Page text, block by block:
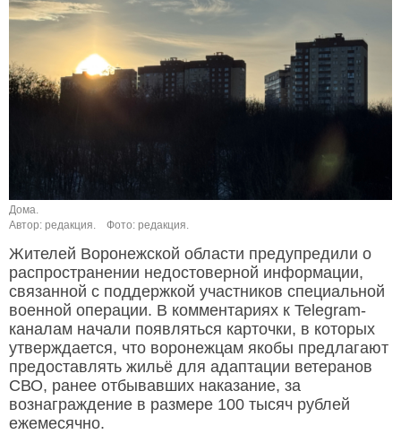
Дома.
Автор: редакция.
Фото: редакция.
Жителей Воронежской области предупредили о
распространении недостоверной информации,
связанной с поддержкой участников специальной
военной операции. В комментариях к Telegram-
каналам начали появляться карточки, в которых
утверждается, что воронежцам якобы предлагают
предоставлять жильё для адаптации ветеранов
СВО, ранее отбывавших наказание, за
вознаграждение в размере 100 тысяч рублей
ежемесячно.